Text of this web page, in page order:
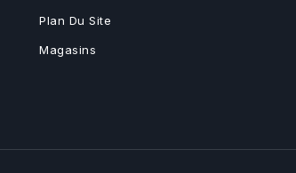
Plan Du Site
Magasins